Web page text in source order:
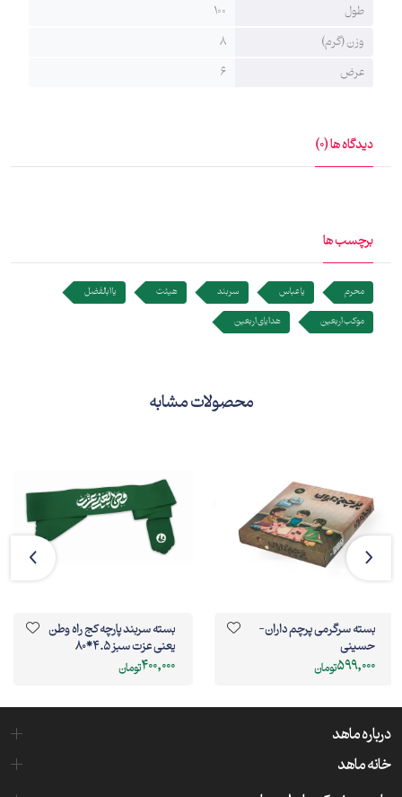
طول
100
وزن (گرم)
8
عرض
6
دیدگاه ها (0)
برچسب ها
محرم یا عباس سربند هیئت
یا ابالفضل
موکب اربعین
هدایای اربعین
محصولات مشابه
بسته سرگرمی پرچم داران-
حسینی
599,000تومان
بسته سربند پارچه کج راه وطن
یعنی عزت سبز 4.5*80
400,000تومان
درباره ماهد
خانه ماهد